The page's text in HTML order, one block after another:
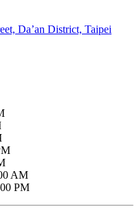
Da’an District, Taipei
AM
PM